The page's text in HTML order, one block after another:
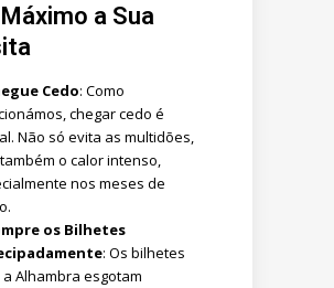
a Sua
Cedo: Como
chegar cedo é
Não só evita as multidões,
o calor intenso,
nos meses de
os Bilhetes
: Os bilhetes
Alhambra esgotam